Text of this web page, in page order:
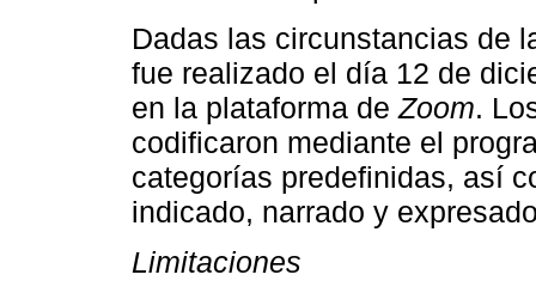
Dadas las circunstancias de
fue realizado el día 12 de
en la plataforma de Zoom.
codificaron mediante el
categorías predefinidas, así
indicado, narrado y
Limitaciones